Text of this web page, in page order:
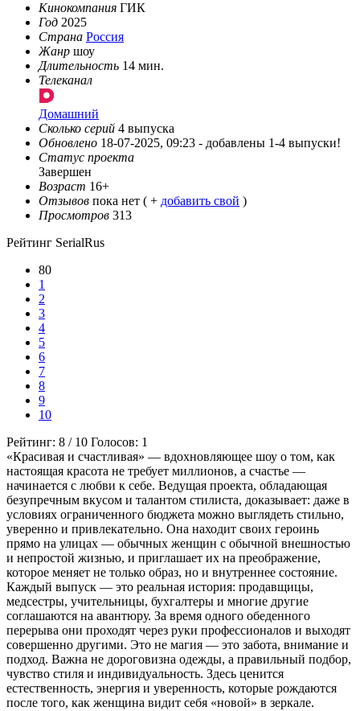
Кинокомпания ГИК
Год 2025
Страна Россия
Жанр шоу
Длительность 14 мин.
Телеканал
Домашний
Сколько серий 4 выпуска
Обновлено 18-07-2025, 09:23 - добавлены 1-4 выпуски!
Статус проекта
Завершен
Возраст 16+
Отзывов пока нет ( + добавить свой )
Просмотров 313
Рейтинг SerialRus
80
1
2
3
4
5
6
7
8
9
10
Рейтинг: 8 / 10 Голосов: 1
«Красивая и счастливая» — вдохновляющее шоу о том, как
настоящая красота не требует миллионов, а счастье —
начинается с любви к себе. Ведущая проекта, обладающая
безупречным вкусом и талантом стилиста, доказывает: даже в
условиях ограниченного бюджета можно выглядеть стильно,
уверенно и привлекательно. Она находит своих героинь
прямо на улицах — обычных женщин с обычной внешностью
и непростой жизнью, и приглашает их на преображение,
которое меняет не только образ, но и внутреннее состояние.
Каждый выпуск — это реальная история: продавщицы,
медсестры, учительницы, бухгалтеры и многие другие
соглашаются на авантюру. За время одного обеденного
перерыва они проходят через руки профессионалов и выходят
совершенно другими. Это не магия — это забота, внимание и
подход. Важна не дороговизна одежды, а правильный подбор,
чувство стиля и индивидуальность. Здесь ценится
естественность, энергия и уверенность, которые рождаются
после того, как женщина видит себя «новой» в зеркале.